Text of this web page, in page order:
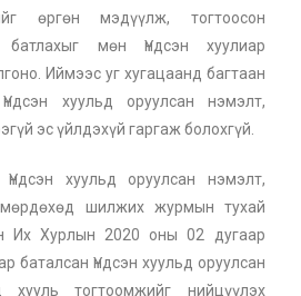
өргөн мэдүүлж, тогтоосон
батлахыг мөн Үндсэн хуулиар
Иймээс уг хугацаанд багтаан
хуульд оруулсан нэмэлт,
эс үйлдэхүй гаргаж болохгүй.
хуульд оруулсан нэмэлт,
шилжих журмын тухай
Их Хурлын 2020 оны 02 дугаар
баталсан Үндсэн хуульд оруулсан
хууль тогтоомжийг нийцүүлэх